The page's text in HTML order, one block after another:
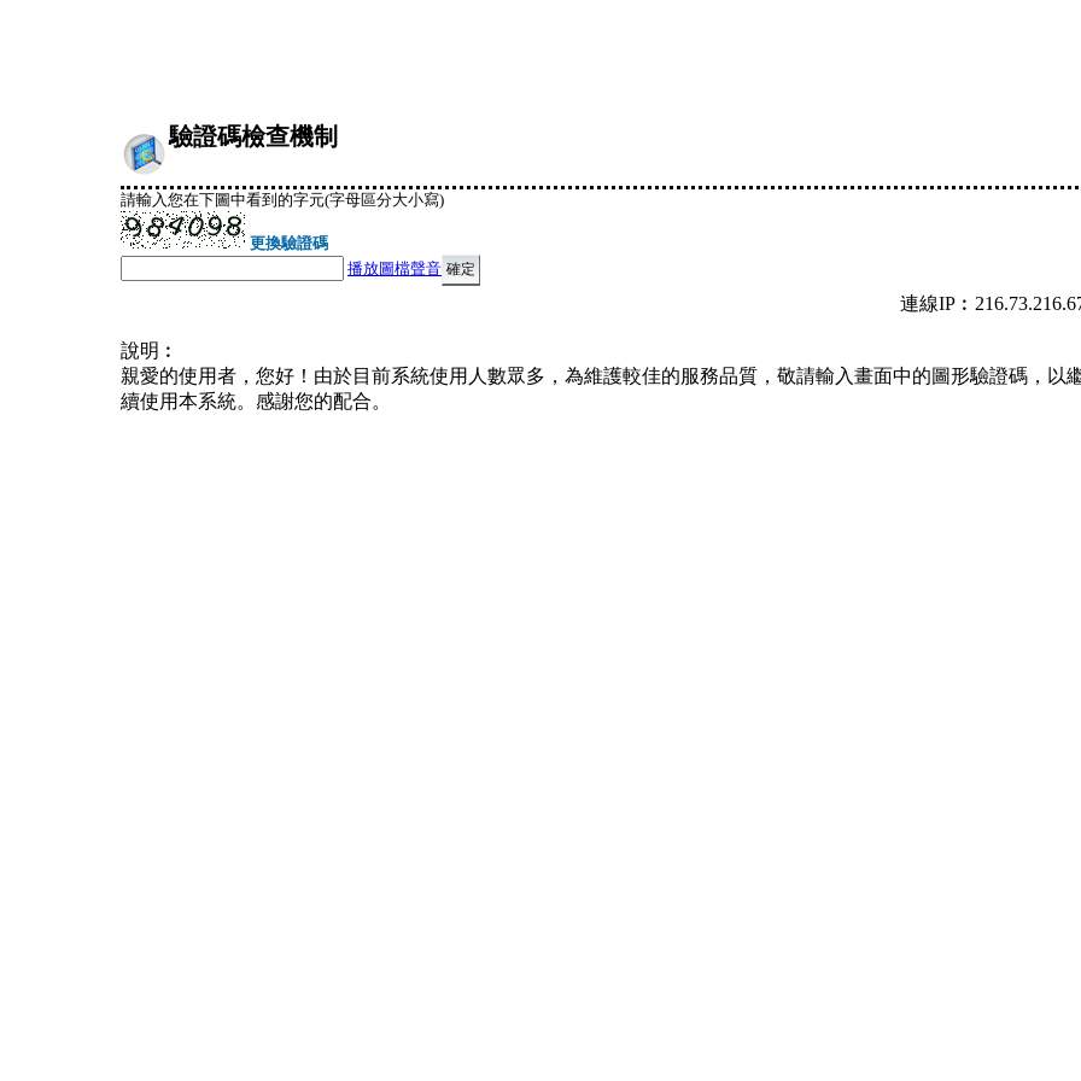
驗證碼檢查機制
請輸入您在下圖中看到的字元(字母區分大小寫)
更換驗證碼
播放圖檔聲音
連線
說明︰
親愛的使用者，您好！由於目前系統使用人數眾多，為維護較佳的服務品質，敬請輸入畫面中的圖形驗證碼，以
續使用本系統。感謝您的配合。